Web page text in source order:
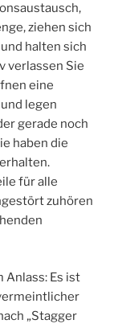
ziehen sich
halten sich
verlassen Sie
eine
legen
gerade noch
haben die
für alle
zuhören
Anlass: Es ist
„Stagger